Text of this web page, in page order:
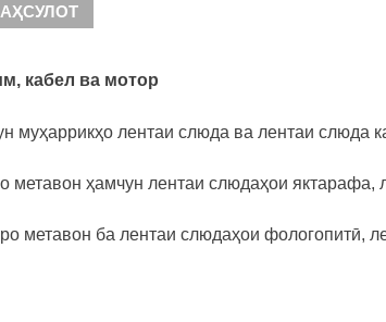
кабел ва мотор
муҳаррикҳо лентаи слюда ва лентаи слюда
метавон ҳамчун лентаи слюдаҳои яктарафа,
метавон ба лентаи слюдаҳои фологопитӣ,